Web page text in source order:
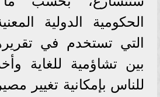
الحكومية الدولية
التي تستخدم في
بين تشاؤمية للغاية
للناس بإمكانية تغيير